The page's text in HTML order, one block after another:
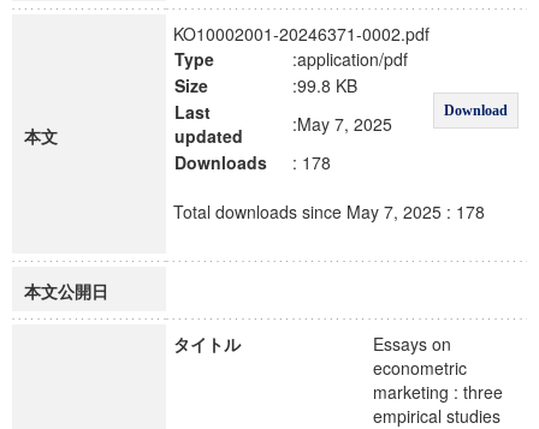
本文
KO10002001-20246371-0002.pdf
Type
:application/pdf
Download
Size
:99.8 KB
Last
updated
:May 7, 2025
Downloads
: 178
Total downloads since May 7, 2025 : 178
本文公開日
タイトル
Essays on
econometric
marketing : three
empirical studies